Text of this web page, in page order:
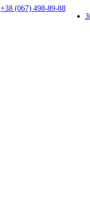
+38 (067) 498-89-88